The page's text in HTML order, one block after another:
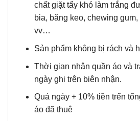
chất giặt tẩy khó làm trắng
bia, băng keo, chewing
vv…
Sản phẩm không bị rách và
Thời gian nhận quần áo và
ngày ghi trên biên nhận.
Quá ngày + 10% tiền trển
áo đã thuê